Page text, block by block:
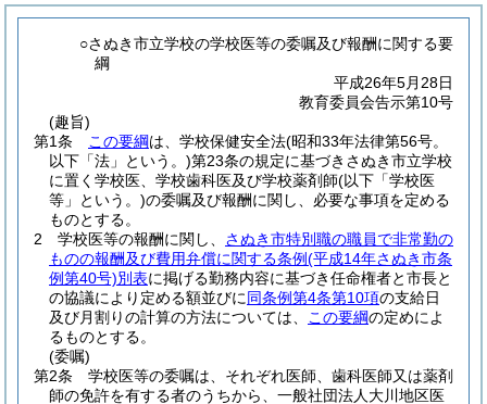
○さぬき市立学校の学校医等の委嘱及び報酬に関する要
綱
平成26年5月28日
教育委員会告示第10号
(趣旨)
第1条
この要綱は、学校保健安全法(昭和33年法律第56号。
以下「法」という。)第23条の規定に基づきさぬき市立学校
に置く学校医、学校歯科医及び学校薬剤師(以下「学校医
等」という。)の委嘱及び報酬に関し、必要な事項を定める
ものとする。
2
学校医等の報酬に関し、 さぬき市特別職の職員で非常勤の
ものの報酬及び費用弁償に関する条例(平成14年さぬき市条
例第40号)別表に掲げる勤務内容に基づき任命権者と市長と
の協議により定める額並びに同条例第4条第10項の支給日
及び月割りの計算の方法については、
この要綱の定めによ
るものとする。
(委嘱)
第2条
学校医等の委嘱は、それぞれ医師、歯科医師又は薬剤
師の免許を有する者のうちから、一般社団法人大川地区医